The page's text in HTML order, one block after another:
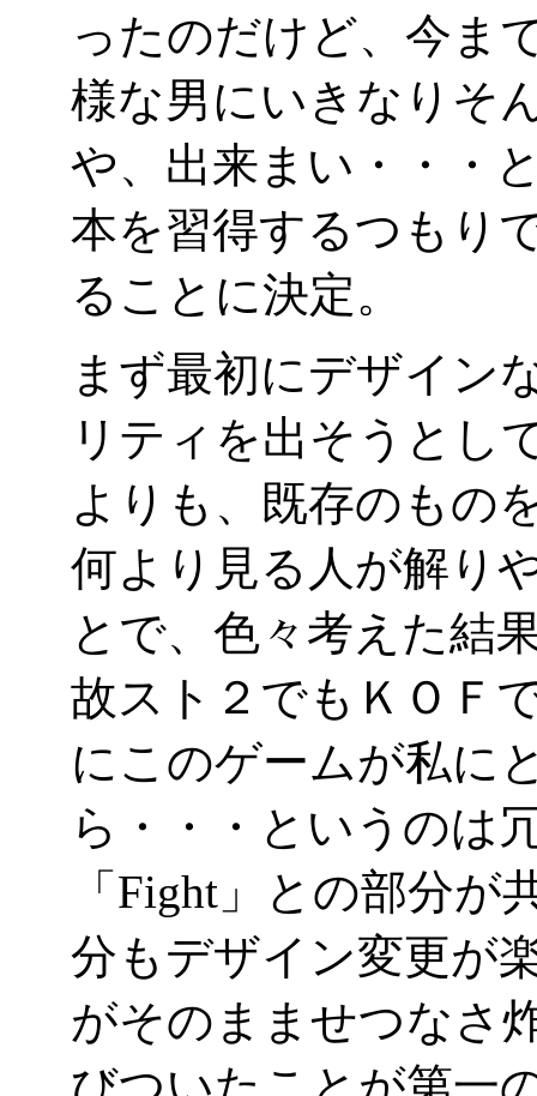
ったのだけど、今ま
様な男にいきなりそ
や、出来まい・・・
本を習得するつもり
ることに決定。
まず最初にデザイン
リティを出そうとし
よりも、既存のもの
何より見る人が解り
とで、色々考えた結
故スト２でもＫＯＦ
にこのゲームが私に
ら・・・というのは
「Fight」との部分が
分もデザイン変更が
がそのまませつなさ